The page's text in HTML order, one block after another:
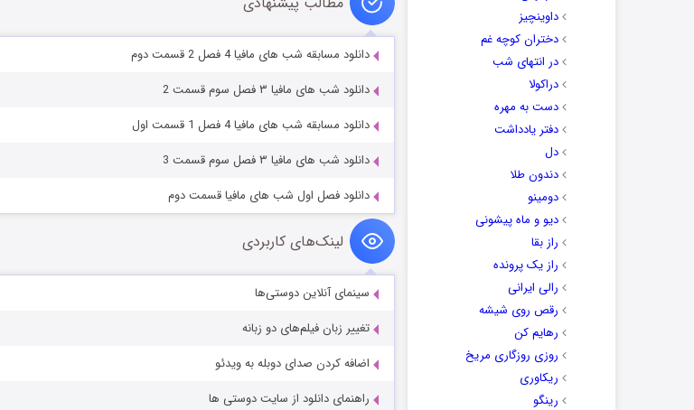
داوینچیز
دختران کوچه غم
در انتهای شب
دراکولا
دست به مهره
دفتر یادداشت
دل
دندون طلا
دومینو
دیو و ماه پیشونی
راز بقا
راز یک پرونده
رالی ایرانی
رقص روی شیشه
رهایم کن
روزی روزگاری مریخ
ریکاوری
رینگو
دانلود مسابقه شب های مافیا 4 فصل 2 قسمت دوم
دانلود شب های مافیا ۳ فصل سوم قسمت 2
دانلود مسابقه شب های مافیا 4 فصل 1 قسمت اول
دانلود شب های مافیا ۳ فصل سوم قسمت 3
دانلود فصل اول شب های مافیا قسمت دوم
لینک‌های کاربردی
سینمای آنلاین دوستی‌ها
تغییر زبان فیلم‌های دو زبانه
اضافه کردن صدای دوبله به ویدئو
راهنمای دانلود از سایت دوستی ها